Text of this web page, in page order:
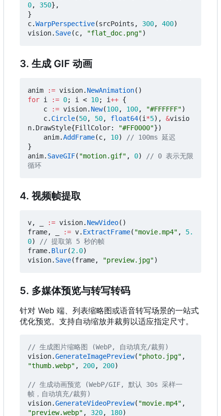
0, 350},
}
c.WarpPerspective(srcPoints , 300, 400)
vision. Save(c, "flat_doc.png")
3. 生成 GIF 动画
anim := vision. NewAnimation()
for i := 0; i < 10; i++ {
c
:= vision. New(100, 100, "#FFFFFF")
c. Circle(50, 50, float64(i *5), &visio
n. DrawStyle{FillColor: "#FF0000"})
anim.AddFrame(c, 10)
// 100ms 延迟
}
anim. SaveGIF( "motion.gif" , 0)
// 0 表示无限
循环
4. 视频帧提取
v, := vision. NewVideo()
frame, := v. ExtractFrame( "movie.mp4" ,
5.
0)
// 提取第 5 秒的帧
frame. Blur(2.0)
vision. Save(frame, "preview.jpg")
5. 多媒体预览与转写转码
针对 Web 端、列表缩略图或语音转写场景的一站式
优化预览。支持自动缩放并裁剪以适应指定尺寸。
// 生成图片缩略图 (WebP, 自动填充/裁剪)
vision.GenerateImagePreview( "photo.jpg" ,
"thumb.webp" , 200, 200)
// 生成动画预览 (WebP/GIF, 默认 30s 采样一
帧，自动填充/裁剪)
vision.GenerateVideoPreview( "movie.mp4" ,
"preview.webp" , 320, 180)